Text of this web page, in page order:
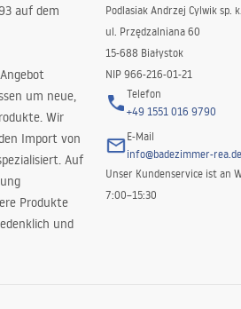
auf dem
um neue,
Wir
Import von
Auf
Produkte
und
Podlasiak Andrzej Cylwik sp. k.
ul. Przędzalniana 60
15-688 Białystok
NIP 966-216-01-21
Telefon
+49 1551 016 9790
E-Mail
info@badezimmer-rea.de
Unser Kundenservice ist an
7:00–15:30